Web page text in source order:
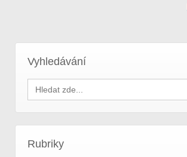
Vyhledávání
Search
for:
Rubriky